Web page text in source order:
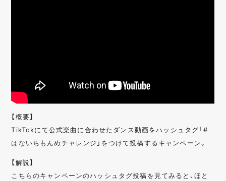
【概要】
TikTokにて公式楽曲に合わせたダンス動画をハッシュタグ「#
はないちもんめチャレンジ」をつけて投稿するキャンペーン。
【解説】
こちらのキャンペーンのハッシュタグ投稿を見てみると、ほと